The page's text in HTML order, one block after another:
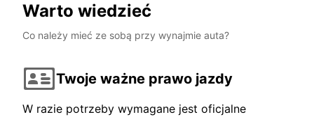
Warto wiedzieć
Co należy mieć ze sobą przy wynajmie auta?
Twoje ważne prawo jazdy
W razie potrzeby wymagane jest oficjalne